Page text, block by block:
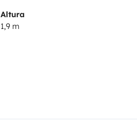
Altura
1,9 m